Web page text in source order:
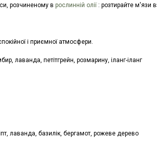
розчиненому в рослинній олії: розтирайте м'язи
і приємної атмосфери.
лаванда, петітгрейн, розмарину, іланг-іланг
лаванда, базилік, бергамот, рожеве дерево